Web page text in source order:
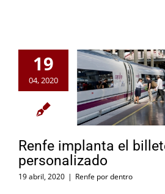
19
04, 2020
Renfe implanta el
personalizado
19 abril, 2020 | Renfe por dentro